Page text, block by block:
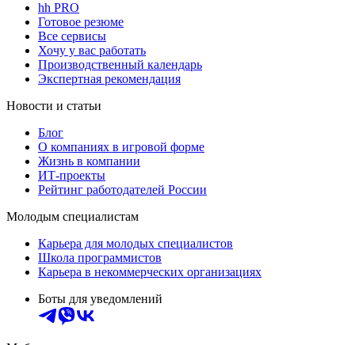
hh PRO
Готовое резюме
Все сервисы
Хочу у вас работать
Производственный календарь
Экспертная рекомендация
Новости и статьи
Блог
О компаниях в игровой форме
Жизнь в компании
ИТ-проекты
Рейтинг работодателей России
Молодым специалистам
Карьера для молодых специалистов
Школа программистов
Карьера в некоммерческих организациях
Боты для уведомлений